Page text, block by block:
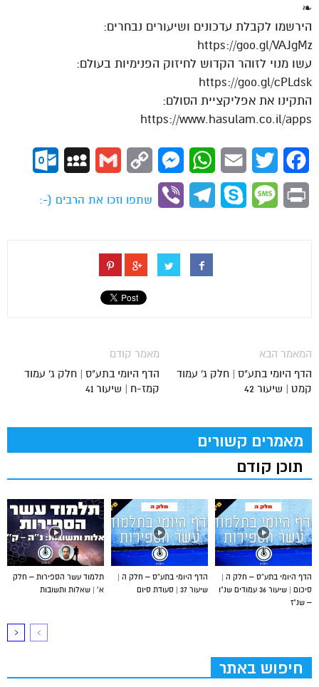
❧
הירשמו לקבלת עדכונים ושיעורים נבחרים:
https://goo.gl/VAJgMz
עשו מנוי לזוהר הקדוש לחיזוק הפנימיות בעולם:
https://goo.gl/cPLdsk
התקינו את אפליקציית הסולם:
https://www.hasulam.co.il/apps
Facebook
Twitter
Email
WhatsApp
Messenger
Copy
Gmail
MySpace
Print
Message
Skype
Telegram
Viber
שתפו וזכו את הרבים (-:
מאמר קודם
הדף היומי בתע"ס | חלק ג' עמוד
קמז-ח | שיעור 41
המאמר הבא
הדף היומי בתע"ס | חלק ג' עמוד
קמט | שיעור 42
מאמרים קשורים
תוכן קודם
תלמוד עשר הספירות – חלק
א’ | שאלות ותשובות
הדף היומי בתע”ס – חלק ה |
שיעור 37 | סעודת סיום
הדף היומי בתע”ס – חלק ה |
סיכום | שיעור 36 עמודים שנ”ו
– שנ”ז
חיפוש באתר